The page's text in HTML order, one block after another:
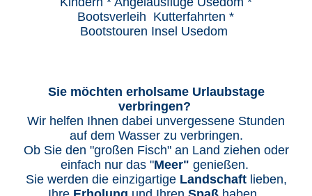
Bootsverleih Kutterfahrten *
Bootstouren Insel Usedom
Sie möchten erholsame Urlaubstage
verbringen?
Wir helfen Ihnen dabei unvergessene Stunden
auf dem Wasser zu verbringen.
Ob Sie den "großen Fisch" an Land ziehen oder
einfach nur das "Meer" genießen.
Sie werden die einzigartige Landschaftlieben,